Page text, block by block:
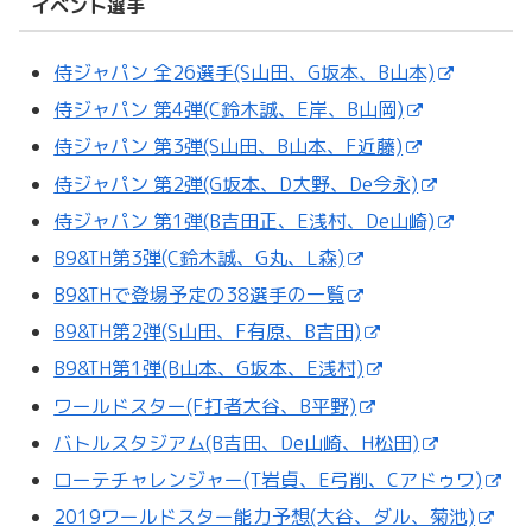
イベント選手
侍ジャパン 全26選手(S山田、G坂本、B山本)
侍ジャパン 第4弾(C鈴木誠、E岸、B山岡)
侍ジャパン 第3弾(S山田、B山本、F近藤)
侍ジャパン 第2弾(G坂本、D大野、De今永)
侍ジャパン 第1弾(B吉田正、E浅村、De山崎)
B9&TH第3弾(C鈴木誠、G丸、L森)
B9&THで登場予定の38選手の一覧
B9&TH第2弾(S山田、F有原、B吉田)
B9&TH第1弾(B山本、G坂本、E浅村)
ワールドスター(F打者大谷、B平野)
バトルスタジアム(B吉田、De山崎、H松田)
ローテチャレンジャー(T岩貞、E弓削、Cアドゥワ)
2019ワールドスター能力予想(大谷、ダル、菊池)